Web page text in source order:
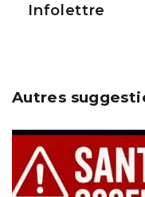
Infolettre
Autres